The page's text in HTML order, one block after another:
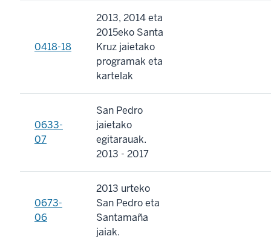
0418-18
2013, 2014 eta
2015eko Santa
Kruz jaietako
programak eta
kartelak
0633-
07
San Pedro
jaietako
egitarauak.
2013 - 2017
0673-
06
2013 urteko
San Pedro eta
Santamaña
jaiak.